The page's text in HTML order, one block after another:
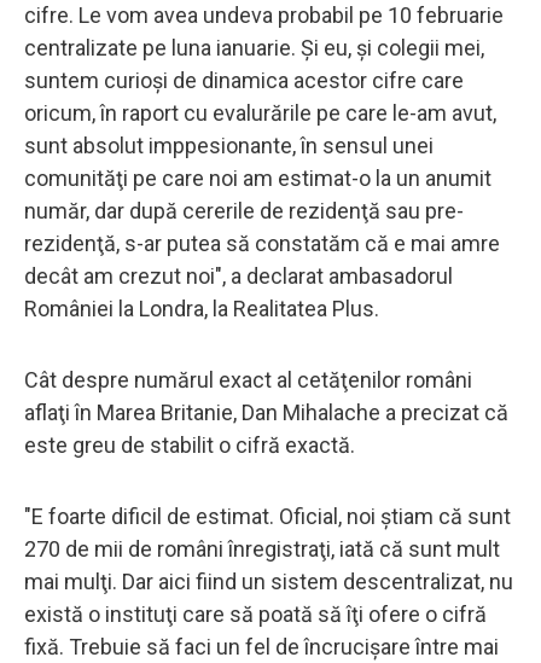
cifre. Le vom avea undeva probabil pe 10 februarie
centralizate pe luna ianuarie. Şi eu, şi colegii mei,
suntem curioşi de dinamica acestor cifre care
oricum, în raport cu evalurările pe care le-am avut,
sunt absolut imppesionante, în sensul unei
comunităţi pe care noi am estimat-o la un anumit
număr, dar după cererile de rezidenţă sau pre-
rezidenţă, s-ar putea să constatăm că e mai amre
decât am crezut noi", a declarat ambasadorul
României la Londra, la Realitatea Plus.
Cât despre numărul exact al cetăţenilor români
aflaţi în Marea Britanie, Dan Mihalache a precizat că
este greu de stabilit o cifră exactă.
"E foarte dificil de estimat. Oficial, noi ştiam că sunt
270 de mii de români înregistraţi, iată că sunt mult
mai mulţi. Dar aici fiind un sistem descentralizat, nu
există o instituţi care să poată să îţi ofere o cifră
fixă. Trebuie să faci un fel de încrucişare între mai